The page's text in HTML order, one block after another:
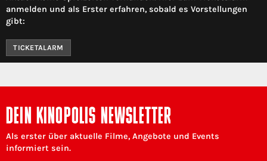
anmelden und als Erster erfahren, sobald es Vorstellungen
gibt:
TICKETALARM
DEIN KINOPOLIS NEWSLETTER
Als erster über aktuelle Filme, Angebote und Events
informiert sein.